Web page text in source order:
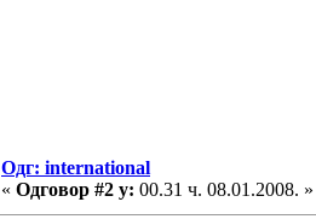
Одг: international
« Одговор #2 у: 00.31 ч. 08.01.2008. »